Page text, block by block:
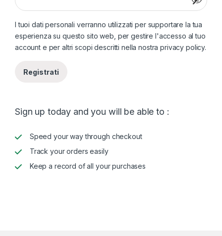
I tuoi dati personali verranno utilizzati per supportare la tua
esperienza su questo sito web, per gestire l'accesso al tuo
account e per altri scopi descritti nella nostraprivacy policy.
Registrati
Sign up today and you will be able to :
Speed your way through checkout
Track your orders easily
Keep a record of all your purchases